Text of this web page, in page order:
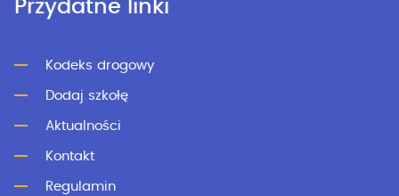
Przydatne linki
Kodeks drogowy
Dodaj szkołę
Aktualności
Kontakt
Regulamin